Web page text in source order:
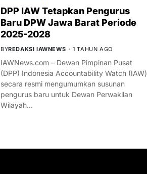
DPP IAW Tetapkan Pengurus
Baru DPW Jawa Barat Periode
2025-2028
BYREDAKSI IAWNEWS 1 TAHUN AGO
IAWNews.com – Dewan Pimpinan Pusat
(DPP) Indonesia Accountability Watch (IAW)
secara resmi mengumumkan susunan
pengurus baru untuk Dewan Perwakilan
Wilayah…